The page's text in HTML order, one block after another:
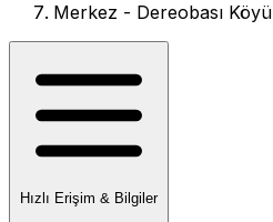
Merkez - Dereobası Köyü
Hızlı Erişim & Bilgiler